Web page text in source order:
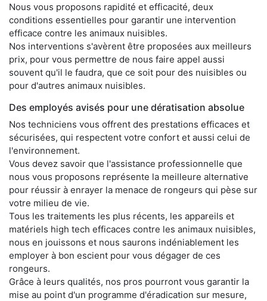
Nous vous proposons rapidité et efficacité, deux
conditions essentielles pour garantir une intervention
efficace contre les animaux nuisibles.
Nos interventions s'avèrent être proposées aux meilleurs
prix, pour vous permettre de nous faire appel aussi
souvent qu'il le faudra, que ce soit pour des nuisibles ou
pour d'autres animaux nuisibles.
Des employés avisés pour une dératisation absolue
Nos techniciens vous offrent des prestations efficaces et
sécurisées, qui respectent votre confort et aussi celui de
l'environnement.
Vous devez savoir que l'assistance professionnelle que
nous vous proposons représente la meilleure alternative
pour réussir à enrayer la menace de rongeurs qui pèse sur
votre milieu de vie.
Tous les traitements les plus récents, les appareils et
matériels high tech efficaces contre les animaux nuisibles,
nous en jouissons et nous saurons indéniablement les
employer à bon escient pour vous dégager de ces
rongeurs.
Grâce à leurs qualités, nos pros pourront vous garantir la
mise au point d'un programme d'éradication sur mesure,